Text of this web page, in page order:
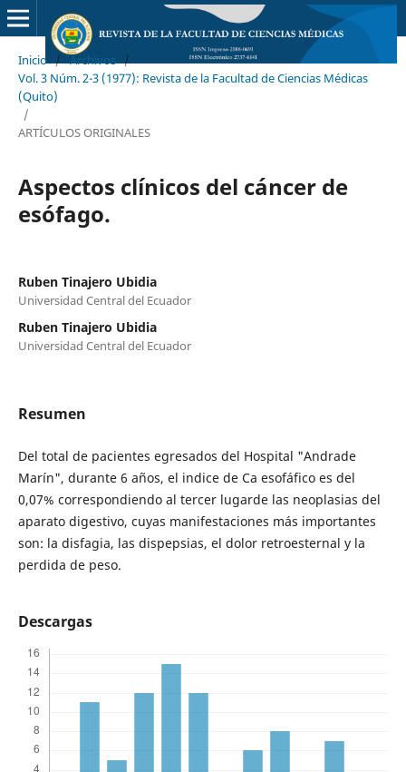
Inicio / Archivos /
Vol. 3 Núm. 2-3 (1977): Revista de la Facultad de Ciencias Médicas
(Quito)
/
ARTÍCULOS ORIGINALES
Aspectos clínicos del cáncer de
esófago.
Ruben Tinajero Ubidia
Universidad Central del Ecuador
Ruben Tinajero Ubidia
Universidad Central del Ecuador
Resumen
Del total de pacientes egresados del Hospital "Andrade
Marín", durante 6 años, el indice de Ca esofáfico es del
0,07% correspondiendo al tercer lugarde las neoplasias del
aparato digestivo, cuyas manifestaciones más importantes
son: la disfagia, las dispepsias, el dolor retroesternal y la
perdida de peso.
Descargas